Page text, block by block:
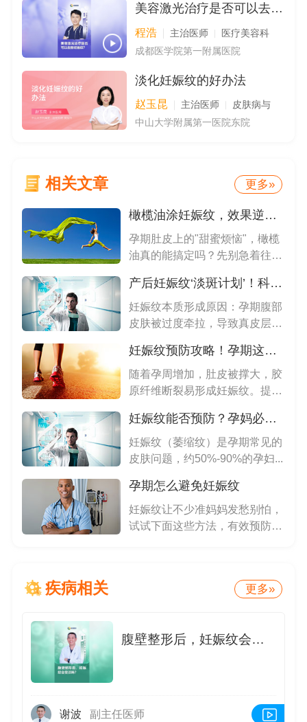
美容激光治疗是否可以去除妊娠纹？
程浩 主治医师
医疗美容科
成都医学院第一附属医院
淡化妊娠纹的好办法
赵玉昆 主治医师
皮肤病与
中山大学附属第一医院东院
相关文章 更多»
橄榄油涂妊娠纹，效果逆天还是徒劳无功？
孕期肚皮上的"甜蜜烦恼"，橄榄
油真的能搞定吗？先别急着往肚
产后妊娠纹‘淡斑计划’！科学修复攻略来了
妊娠纹本质形成原因：孕期腹部
皮肤被过度牵拉，导致真皮层弹
妊娠纹预防攻略！孕期这样做，肚皮光滑无痕迹
随着孕周增加，肚皮被撑大，胶
原纤维断裂易形成妊娠纹。提前
妊娠纹能否预防？孕妈必知的真相揭秘
妊娠纹（萎缩纹）是孕期常见的
皮肤问题，约50%-90%的孕妇...
孕期怎么避免妊娠纹
妊娠纹让不少准妈妈发愁别怕，
试试下面这些方法，有效预防妊
疾病相关 更多»
腹壁整形后，妊娠纹会变淡吗？
谢波 副主任医师